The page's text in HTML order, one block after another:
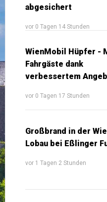
abgesichert
vor 0 Tagen 14 Stunden
WienMobil Hüpfer -
Fahrgäste dank
verbessertem
vor 0 Tagen 17 Stunden
Großbrand in der
Lobau bei Eßlinger
vor 1 Tagen 2 Stunden